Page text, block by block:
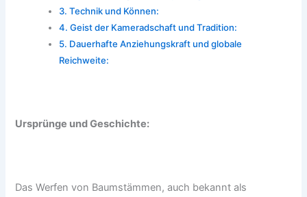
Technik und Können:
Geist der Kameradschaft und Tradition:
Dauerhafte Anziehungskraft und globale
Reichweite:
Ursprünge und Geschichte:
Das Werfen von Baumstämmen, auch bekannt als